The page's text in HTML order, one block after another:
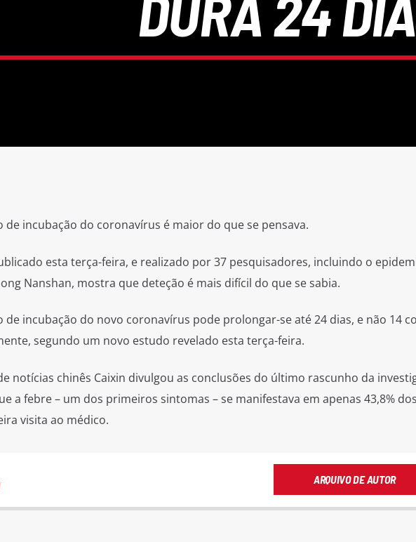
de incubação do coronavírus é maior do que se pensava.
esta terça-feira, e realizado por 37 pesquisadores, incluindo o
Nanshan, mostra que deteção é mais difícil do que se sabia.
de incubação do novo coronavírus pode prolongar-se até 24 dias, e não 14
segundo um novo estudo revelado esta terça-feira.
notícias chinês Caixin divulgou as conclusões do último rascunho da
a febre – um dos primeiros sintomas – se manifestava em apenas 43,8%
visita ao médico.
ARQUIVO DE AUTOR